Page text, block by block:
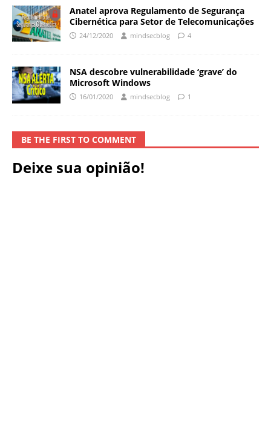
Anatel aprova Regulamento de Segurança
Cibernética para Setor de Telecomunicações
24/12/2020 mindsecblog 4
NSA descobre vulnerabilidade ‘grave’ do
Microsoft Windows
16/01/2020 mindsecblog 1
BE THE FIRST TO COMMENT
Deixe sua opinião!